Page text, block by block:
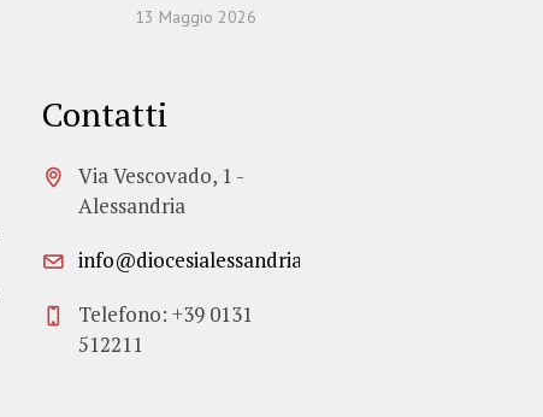
13 Maggio 2026
Contatti
Via Vescovado, 1 -
Alessandria
info@diocesialessandria.it
Telefono: +39 0131
512211